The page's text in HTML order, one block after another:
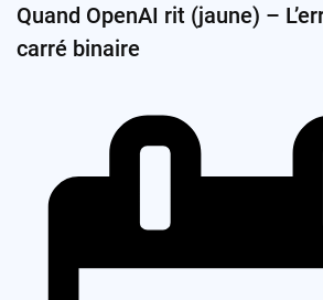
Quand OpenAI rit (jaune) –
carré binaire